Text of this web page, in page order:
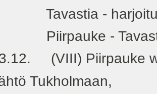
-
Piirpauke -
(VIII) Piirpauke
Tukholmaan,